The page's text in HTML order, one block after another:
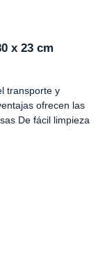
x 23 cm
transporte y
ofrecen las
De fácil limpieza